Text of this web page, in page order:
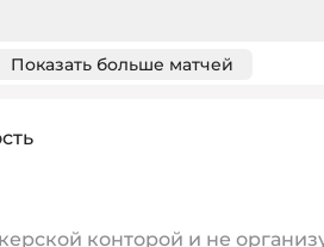
Показать больше матчей
конторой и не